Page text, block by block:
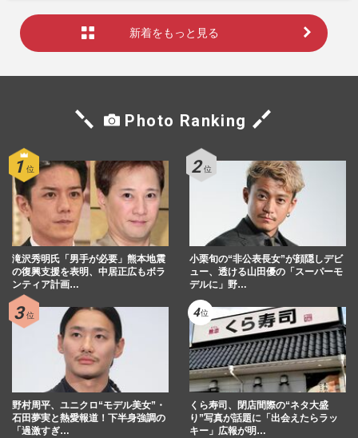
新着をもっと見る
Photo Ranking
滝沢秀明氏「男手が必要」熊本地震
の復興支援を表明、中居正広もボラ
ンティア計画…
小栗旬の“非公表長女”が顔隠しデビ
ュー、透ける山田優の「スーパーモ
デルに」野…
野村周平、ユニクロ“モデル美女”・
石田夢実と熱愛報道！下半身強調の
「過激すぎ…
くら寿司、閉店間際の“ネタ大盛
り”写真が話題に「出会えたらラッ
キー」広報が明…